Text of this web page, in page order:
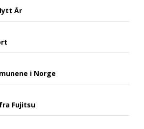
År
i Norge
Fujitsu